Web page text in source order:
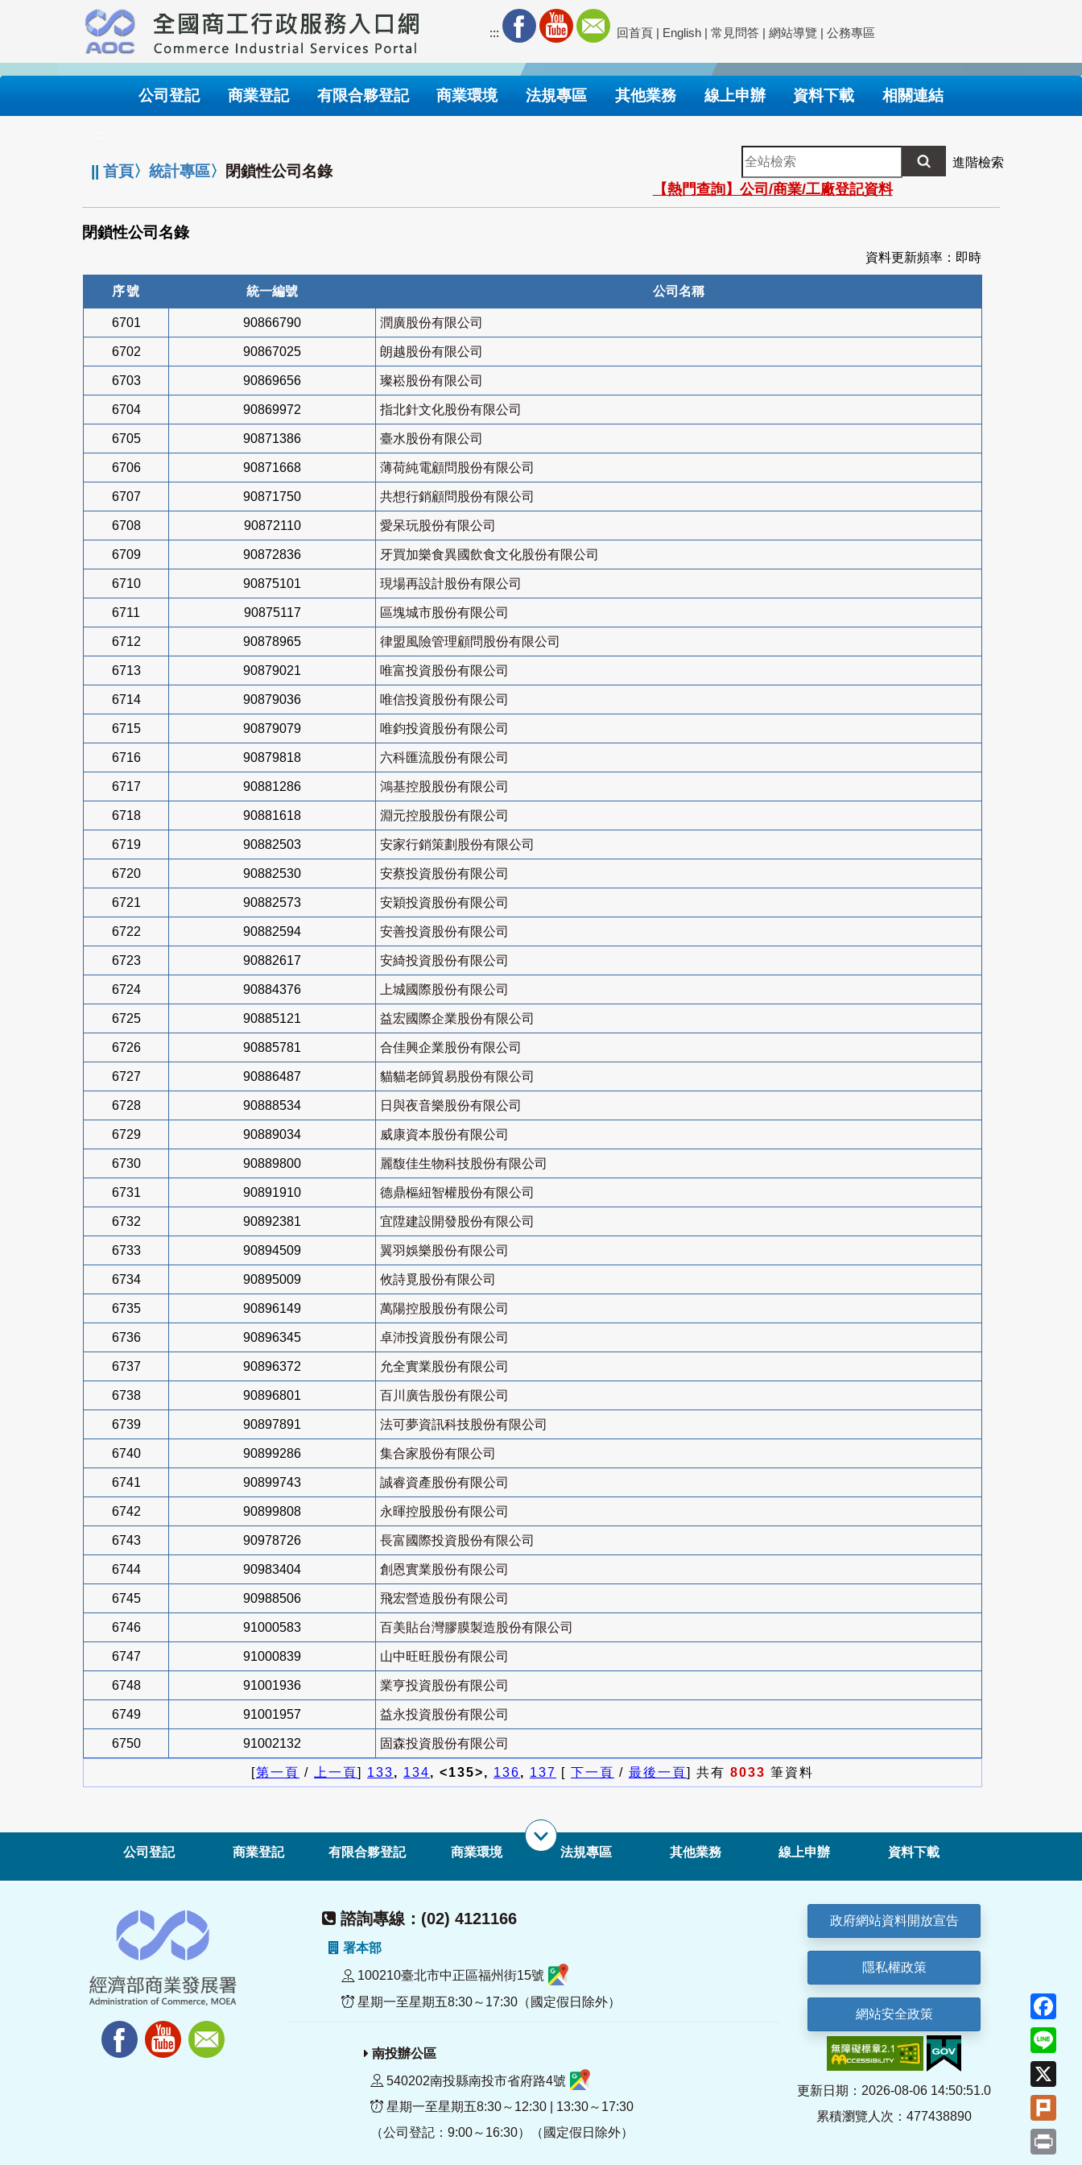
要
內
::: 回首頁 | English | 常見問答 | 網站導覽 | 公務專區
公司登記 商業登記 有限合夥登記 商業環境 法規專區 其他業務 線上申辦 資料下載 相關連結
||首頁〉統計專區〉 閉鎖性公司名錄
全
站
檢
索
進階檢索
【熱門查詢】公司/商業/工廠登記資料
閉鎖性公司名錄
資料更新頻率：即時
序號 統一編號 公司名稱
6701 90866790 潤廣股份有限公司
6702 90867025 朗越股份有限公司
6703 90869656 璨崧股份有限公司
6704 90869972 指北針文化股份有限公司
6705 90871386 臺水股份有限公司
6706 90871668 薄荷純電顧問股份有限公司
6707 90871750 共想行銷顧問股份有限公司
6708 90872110 愛呆玩股份有限公司
6709 90872836 牙買加樂食異國飲食文化股份有限公司
6710 90875101 現場再設計股份有限公司
6711 90875117 區塊城市股份有限公司
6712 90878965 律盟風險管理顧問股份有限公司
6713 90879021 唯富投資股份有限公司
6714 90879036 唯信投資股份有限公司
6715 90879079 唯鈞投資股份有限公司
6716 90879818 六科匯流股份有限公司
6717 90881286 鴻基控股股份有限公司
6718 90881618 淵元控股股份有限公司
6719 90882503 安家行銷策劃股份有限公司
6720 90882530 安蔡投資股份有限公司
6721 90882573 安穎投資股份有限公司
6722 90882594 安善投資股份有限公司
6723 90882617 安綺投資股份有限公司
6724 90884376 上城國際股份有限公司
6725 90885121 益宏國際企業股份有限公司
6726 90885781 合佳興企業股份有限公司
6727 90886487 貓貓老師貿易股份有限公司
6728 90888534 日與夜音樂股份有限公司
6729 90889034 威康資本股份有限公司
6730 90889800 麗馥佳生物科技股份有限公司
6731 90891910 德鼎樞紐智權股份有限公司
6732 90892381 宜陞建設開發股份有限公司
6733 90894509 翼羽娛樂股份有限公司
6734 90895009 攸詩覓股份有限公司
6735 90896149 萬陽控股股份有限公司
6736 90896345 卓沛投資股份有限公司
6737 90896372 允全實業股份有限公司
6738 90896801 百川廣告股份有限公司
6739 90897891 法可夢資訊科技股份有限公司
6740 90899286 集合家股份有限公司
6741 90899743 誠睿資產股份有限公司
6742 90899808 永暉控股股份有限公司
6743 90978726 長富國際投資股份有限公司
6744 90983404 創恩實業股份有限公司
6745 90988506 飛宏營造股份有限公司
6746 91000583 百美貼台灣膠膜製造股份有限公司
6747 91000839 山中旺旺股份有限公司
6748 91001936 業亨投資股份有限公司
6749 91001957 益永投資股份有限公司
6750 91002132 固森投資股份有限公司
[第一頁 / 上一頁] 133, 134, <135>, 136, 137 [ 下一頁 / 最後一頁] 共有 8033 筆資料
公司登記 商業登記 有限合夥登記 商業環境 法規專區 其他業務 線上申辦 資料下載
諮詢專線：(02) 4121166
署本部
100210臺北市中正區福州街15號
星期一至星期五8:30～17:30（國定假日除外）
南投辦公區
540202南投縣南投市省府路4號
星期一至星期五8:30～12:30 | 13:30～17:30
（公司登記：9:00～16:30）（國定假日除外）
政府網站資料開放宣告
隱私權政策
網站安全政策
更新日期：2026-08-06 14:50:51.0
累積瀏覽人次：477438890